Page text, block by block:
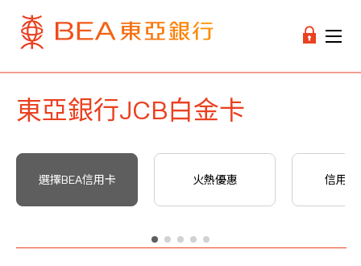
東亞銀行JCB白金卡
選擇BEA信用卡 火熱優惠 信用卡